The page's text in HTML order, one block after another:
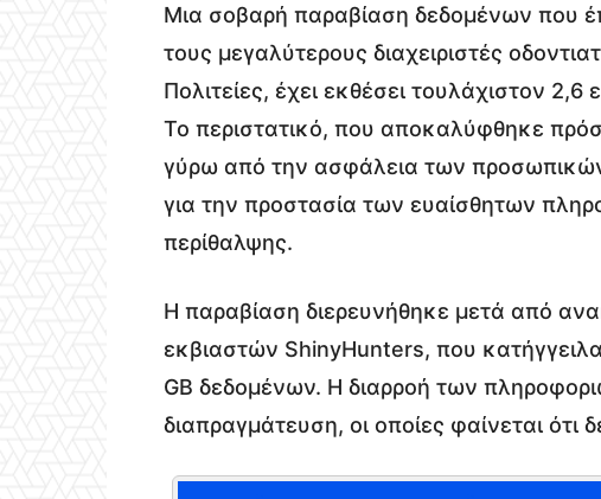
Μια σοβαρή παραβίαση δεδομένων που
τους μεγαλύτερους διαχειριστές
Πολιτείες, έχει εκθέσει τουλάχιστον
Το περιστατικό, που αποκαλύφθηκε
γύρω από την ασφάλεια των
για την προστασία των ευαίσθητων
περίθαλψης.
Η παραβίαση διερευνήθηκε μετά από
εκβιαστών ShinyHunters, που
GB δεδομένων. Η διαρροή των
διαπραγμάτευση, οι οποίες φαίνεται